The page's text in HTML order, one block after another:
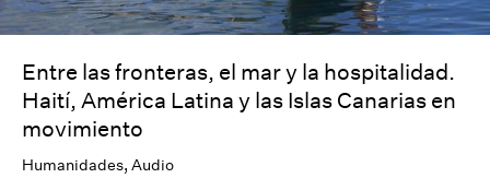
Entre las fronteras, el mar y la hospitalidad.
Haití, América Latina y las Islas Canarias en
movimiento
Humanidades, Audio